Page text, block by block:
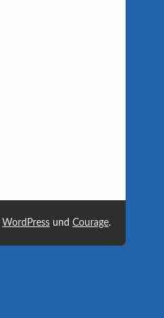
WordPressund Courage.